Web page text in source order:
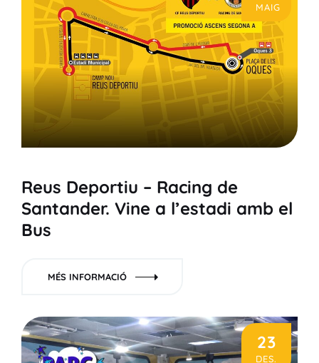
MAIG
Reus Deportiu – Racing de
Santander. Vine a l’estadi amb el
Bus
MÉS INFORMACIÓ
23
DES.